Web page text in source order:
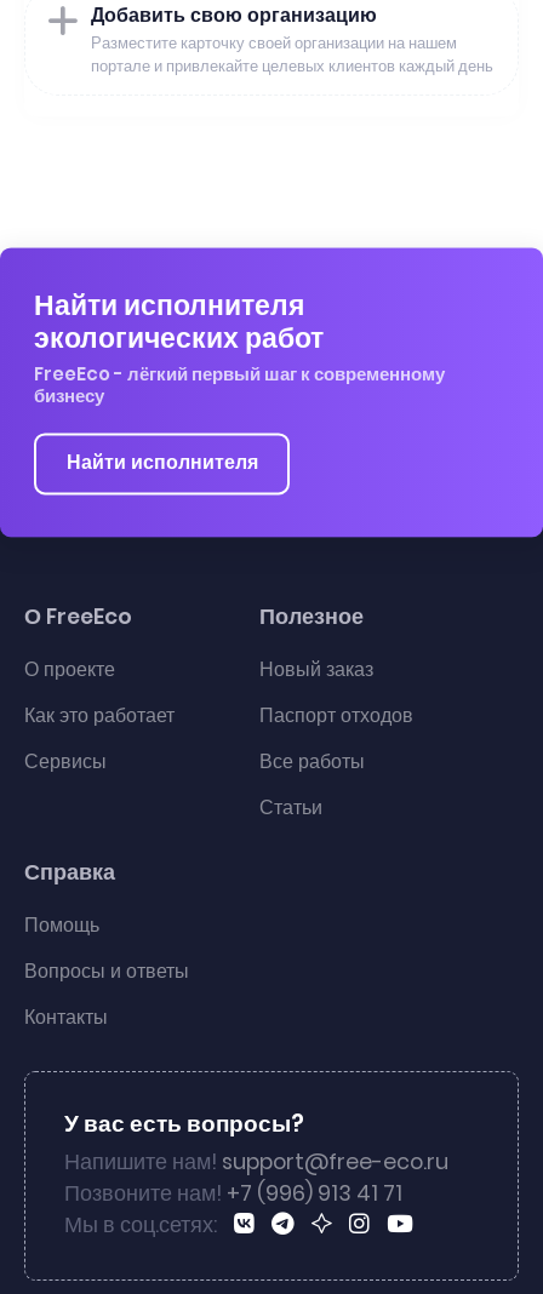
Добавить свою организацию
Разместите карточку своей организации на нашем
портале и привлекайте целевых клиентов каждый день
Найти исполнителя
экологических работ
FreeEco - лёгкий первый шаг к современному
бизнесу
Найти исполнителя
О FreeEco
О проекте
Как это работает
Сервисы
Полезное
Новый заказ
Паспорт отходов
Все работы
Статьи
Справка
Помощь
Вопросы и ответы
Контакты
У вас есть вопросы?
Напишите нам! support@free-eco.ru
Позвоните нам! +7 (996) 913 41 71
Мы в соц.сетях: